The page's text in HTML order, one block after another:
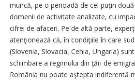
muncă, pe o perioadă de cel puţin
domenii de activitate analizate, cu
cifrei de afaceri. Pe de altă parte,
atenţionează că, în condiţiile în care
(Slovenia, Slovacia, Cehia, Ungaria)
schimbare a regimului din ţări de
România nu poate aştepta indiferentă